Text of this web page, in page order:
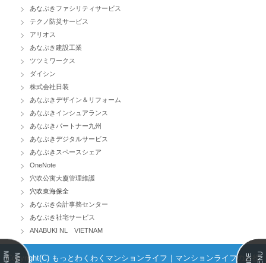
あなぶきファシリティサービス
テクノ防災サービス
アリオス
あなぶき建設工業
ツツミワークス
ダイシン
株式会社日装
あなぶきデザイン＆リフォーム
あなぶきインシュアランス
あなぶきパートナー九州
あなぶきデジタルサービス
あなぶきスペースシェア
OneNote
穴吹公寓大廈管理維護
穴吹東海保全
あなぶき会計事務センター
あなぶき社宅サービス
ANABUKI NL VIETNAM
Copyright(C) もっとわくわくマンションライフ｜マンションライフのお役